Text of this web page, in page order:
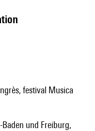
festival Musica